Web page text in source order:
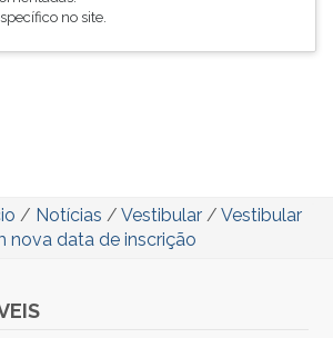
no site.
/ Notícias / Vestibular / Vestibular
nova data de inscrição